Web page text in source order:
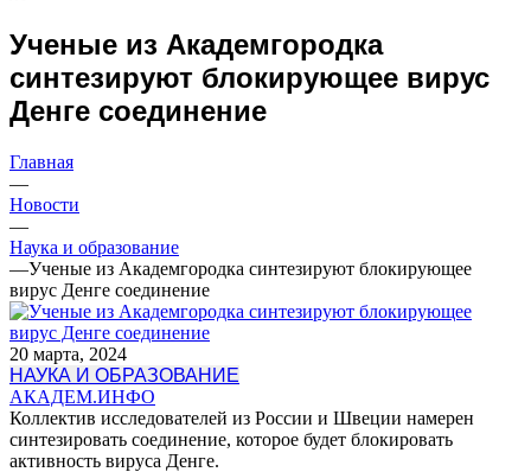
Ученые из Академгородка
синтезируют блокирующее вирус
Денге соединение
Главная
—
Новости
—
Наука и образование
—Ученые из Академгородка синтезируют блокирующее
вирус Денге соединение
20 марта, 2024
НАУКА И ОБРАЗОВАНИЕ
АКАДЕМ.ИНФО
Коллектив исследователей из России и Швеции намерен
синтезировать соединение, которое будет блокировать
активность вируса Денге.